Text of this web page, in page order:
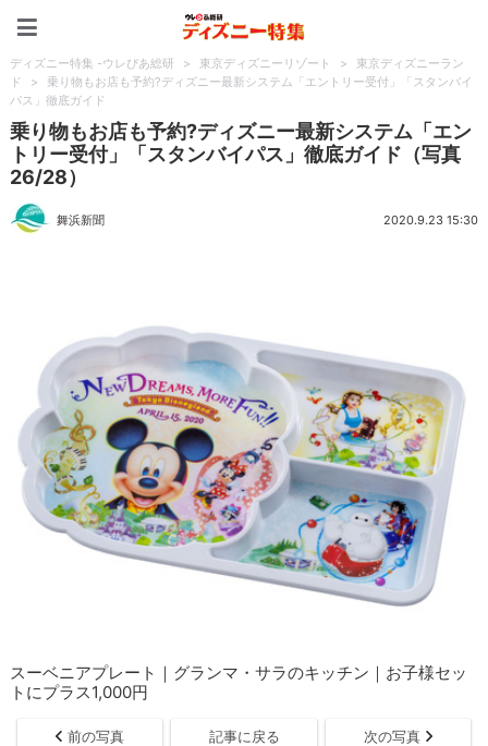
ディズニー特集 -ウレぴあ総研 > 東京ディズニーリゾート >
東京ディズニーラン
ド
>
乗り物もお店も予約?ディズニー最新システム「エントリー受付」「スタンバイ
パス」徹底ガイド
乗り物もお店も予約?ディズニー最新システム「エン
トリー受付」「スタンバイパス」徹底ガイド（写真
26/28）
舞浜新聞 2020.9.23 15:30
スーベニアプレート｜グランマ・サラのキッチン｜お子様セッ
トにプラス1,000円
前の写真 記事に戻る 次の写真